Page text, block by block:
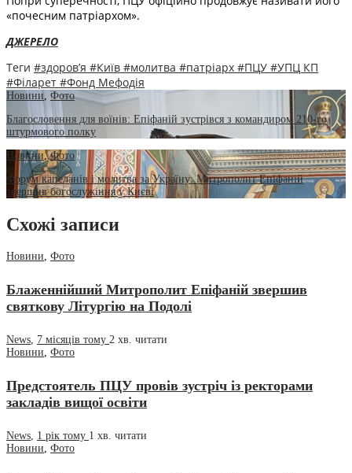
«почесним патріархом».
ДЖЕРЕЛО
Теги #здоров’я #Київ #молитва #патріарх #ПЦУ #УПЦ КП
#Філарет #Фонд Мефодія
Новини Фото
Благословення для воїнів: Епіфаній зустрівся з командиром 210-го
штурмового полку
Новини,Фото
Форум капеланів і молитва за Україну: Митрополит Епіфаній
звершив богослужіння у Києві
Схожі записи
Новини, Фото
Блаженнійший Митрополит Епіфаній звершив
святкову Літургію на Подолі
News, 7 місяців тому 2 хв. читати
Новини, Фото
Предстоятель ПЦУ провів зустріч із ректорами
закладів вищої освіти
News, 1 рік тому 1 хв. читати
Новини, Фото